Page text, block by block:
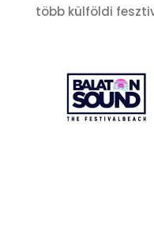
több külföldi